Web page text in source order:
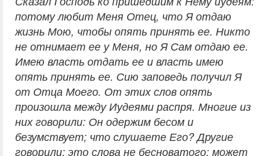
потому любит Меня Отец, что Я отдаю
жизнь Мою, чтобы опять принять ее. Никто
не отнимает ее у Меня, но Я Сам отдаю ее.
Имею власть отдать ее и власть имею
опять принять ее. Сию заповедь получил Я
от Отца Моего. От этих слов опять
произошла между Иудеями распря. Многие из
них говорили: Он одержим бесом и
безумствует; что слушаете Его? Другие
говорили: это слова не бесноватого; может